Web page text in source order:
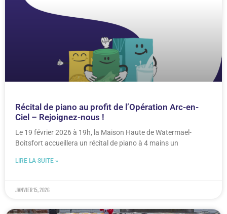
Récital de piano au profit de l’Opération Arc-en-
Ciel – Rejoignez-nous !
Le 19 février 2026 à 19h, la Maison Haute de Watermael-
Boitsfort accueillera un récital de piano à 4 mains un
LIRE LA SUITE »
janvier 15, 2026